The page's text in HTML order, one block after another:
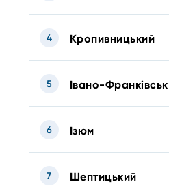
Кропивницький
4
Івано-Франківськ
5
Ізюм
6
Шептицький
7